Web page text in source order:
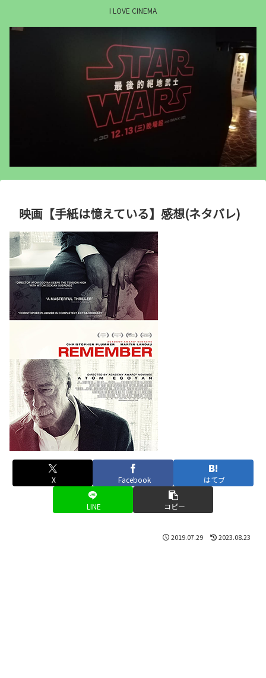
I LOVE CINEMA
映画【手紙は憶えている】感想(ネタバレ)
X Facebook はてブ
LINE コピー
2019.07.29 2023.08.23